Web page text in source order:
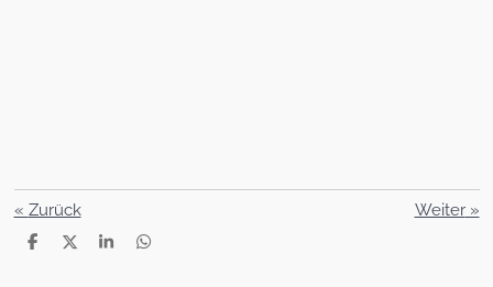
« Zurück Weiter»
T
T
T
T